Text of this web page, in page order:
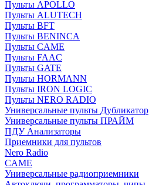
Пульты APOLLO
Пульты ALUTECH
Пульты BFT
Пульты BENINCA
Пульты CAME
Пульты FAAC
Пульты GATE
Пульты HORMANN
Пульты IRON LOGIC
Пульты NERO RADIO
Универсальные пульты Дубликатор
Универсальные пульты ПРАЙМ
ПДУ Анализаторы
Приемники для пультов
Nero Radio
CAME
Универсальные радиоприемники